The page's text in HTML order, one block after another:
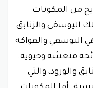
من المكونات
اليوسفي والزنابق
اليوسفي والفواكه
منعشة وحيوية.
والورود، والتي